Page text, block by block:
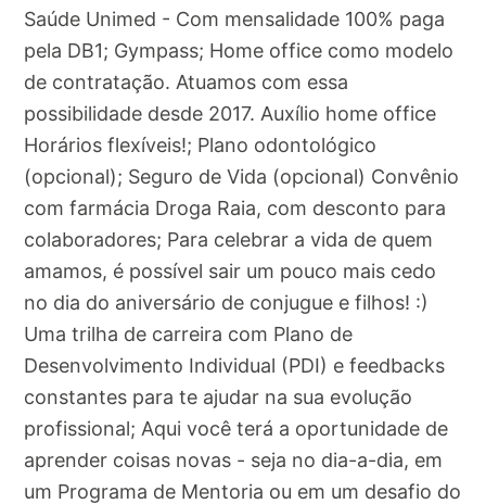
Saúde Unimed - Com mensalidade 100% paga
pela DB1; Gympass; Home office como modelo
de contratação. Atuamos com essa
possibilidade desde 2017. Auxílio home office
Horários flexíveis!; Plano odontológico
(opcional); Seguro de Vida (opcional) Convênio
com farmácia Droga Raia, com desconto para
colaboradores; Para celebrar a vida de quem
amamos, é possível sair um pouco mais cedo
no dia do aniversário de conjugue e filhos! :)
Uma trilha de carreira com Plano de
Desenvolvimento Individual (PDI) e feedbacks
constantes para te ajudar na sua evolução
profissional; Aqui você terá a oportunidade de
aprender coisas novas - seja no dia-a-dia, em
um Programa de Mentoria ou em um desafio do